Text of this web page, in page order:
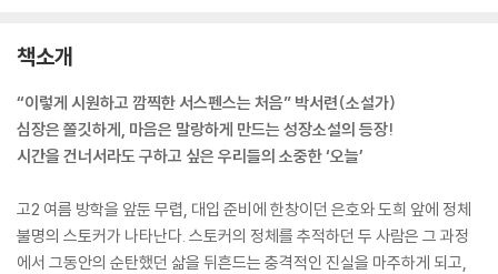
책소개
“이렇게 시원하고 깜찍한 서스펜스는 처음” 박서련(소설가)
심장은 쫄깃하게, 마음은 말랑하게 만드는 성장소설의 등장!
시간을 건너서라도 구하고 싶은 우리들의 소중한 ‘오늘’
고2 여름 방학을 앞둔 무렵, 대입 준비에 한창이던 은호와 도희 앞에 정체
불명의 스토커가 나타난다. 스토커의 정체를 추적하던 두 사람은 그 과정
에서 그동안의 순탄했던 삶을 뒤흔드는 충격적인 진실을 마주하게 되고,